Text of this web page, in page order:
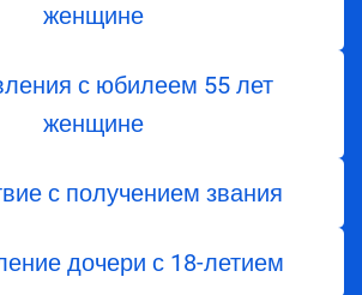
женщине
с юбилеем 55 лет
женщине
с получением звания
дочери с 18-летием